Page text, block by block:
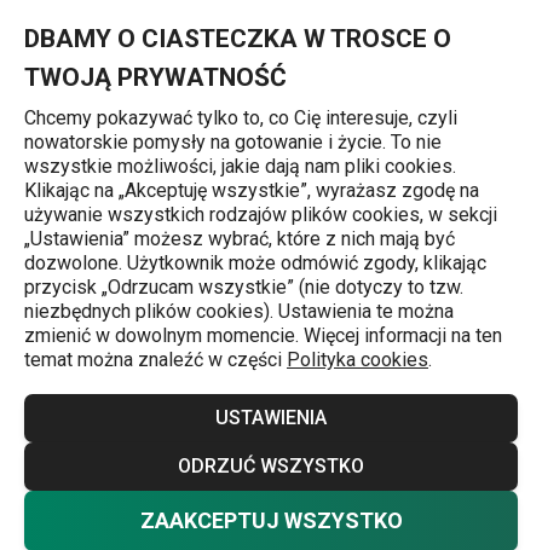
DBAMY O CIASTECZKA W TROSCE O
TWOJĄ PRYWATNOŚĆ
Chcemy pokazywać tylko to, co Cię interesuje, czyli
nowatorskie pomysły na gotowanie i życie. To nie
wszystkie możliwości, jakie dają nam pliki cookies.
Klikając na „Akceptuję wszystkie”, wyrażasz zgodę na
używanie wszystkich rodzajów plików cookies, w sekcji
„Ustawienia” możesz wybrać, które z nich mają być
dozwolone. Użytkownik może odmówić zgody, klikając
przycisk „Odrzucam wszystkie” (nie dotyczy to tzw.
niezbędnych plików cookies). Ustawienia te można
zmienić w dowolnym momencie. Więcej informacji na ten
temat można znaleźć w części Polityka cookies.
USTAWIENIA
ODRZUĆ WSZYSTKO
ZAAKCEPTUJ WSZYSTKO
Komplety garnków na indukcję
Komplet garnków PRESIDENT Stone,
8 części
Darmowa dostawa